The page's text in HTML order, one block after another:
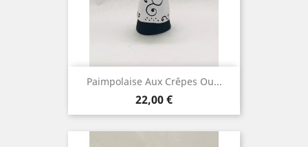
Paimpolaise Aux Crêpes Ou...
Prix
22,00 €